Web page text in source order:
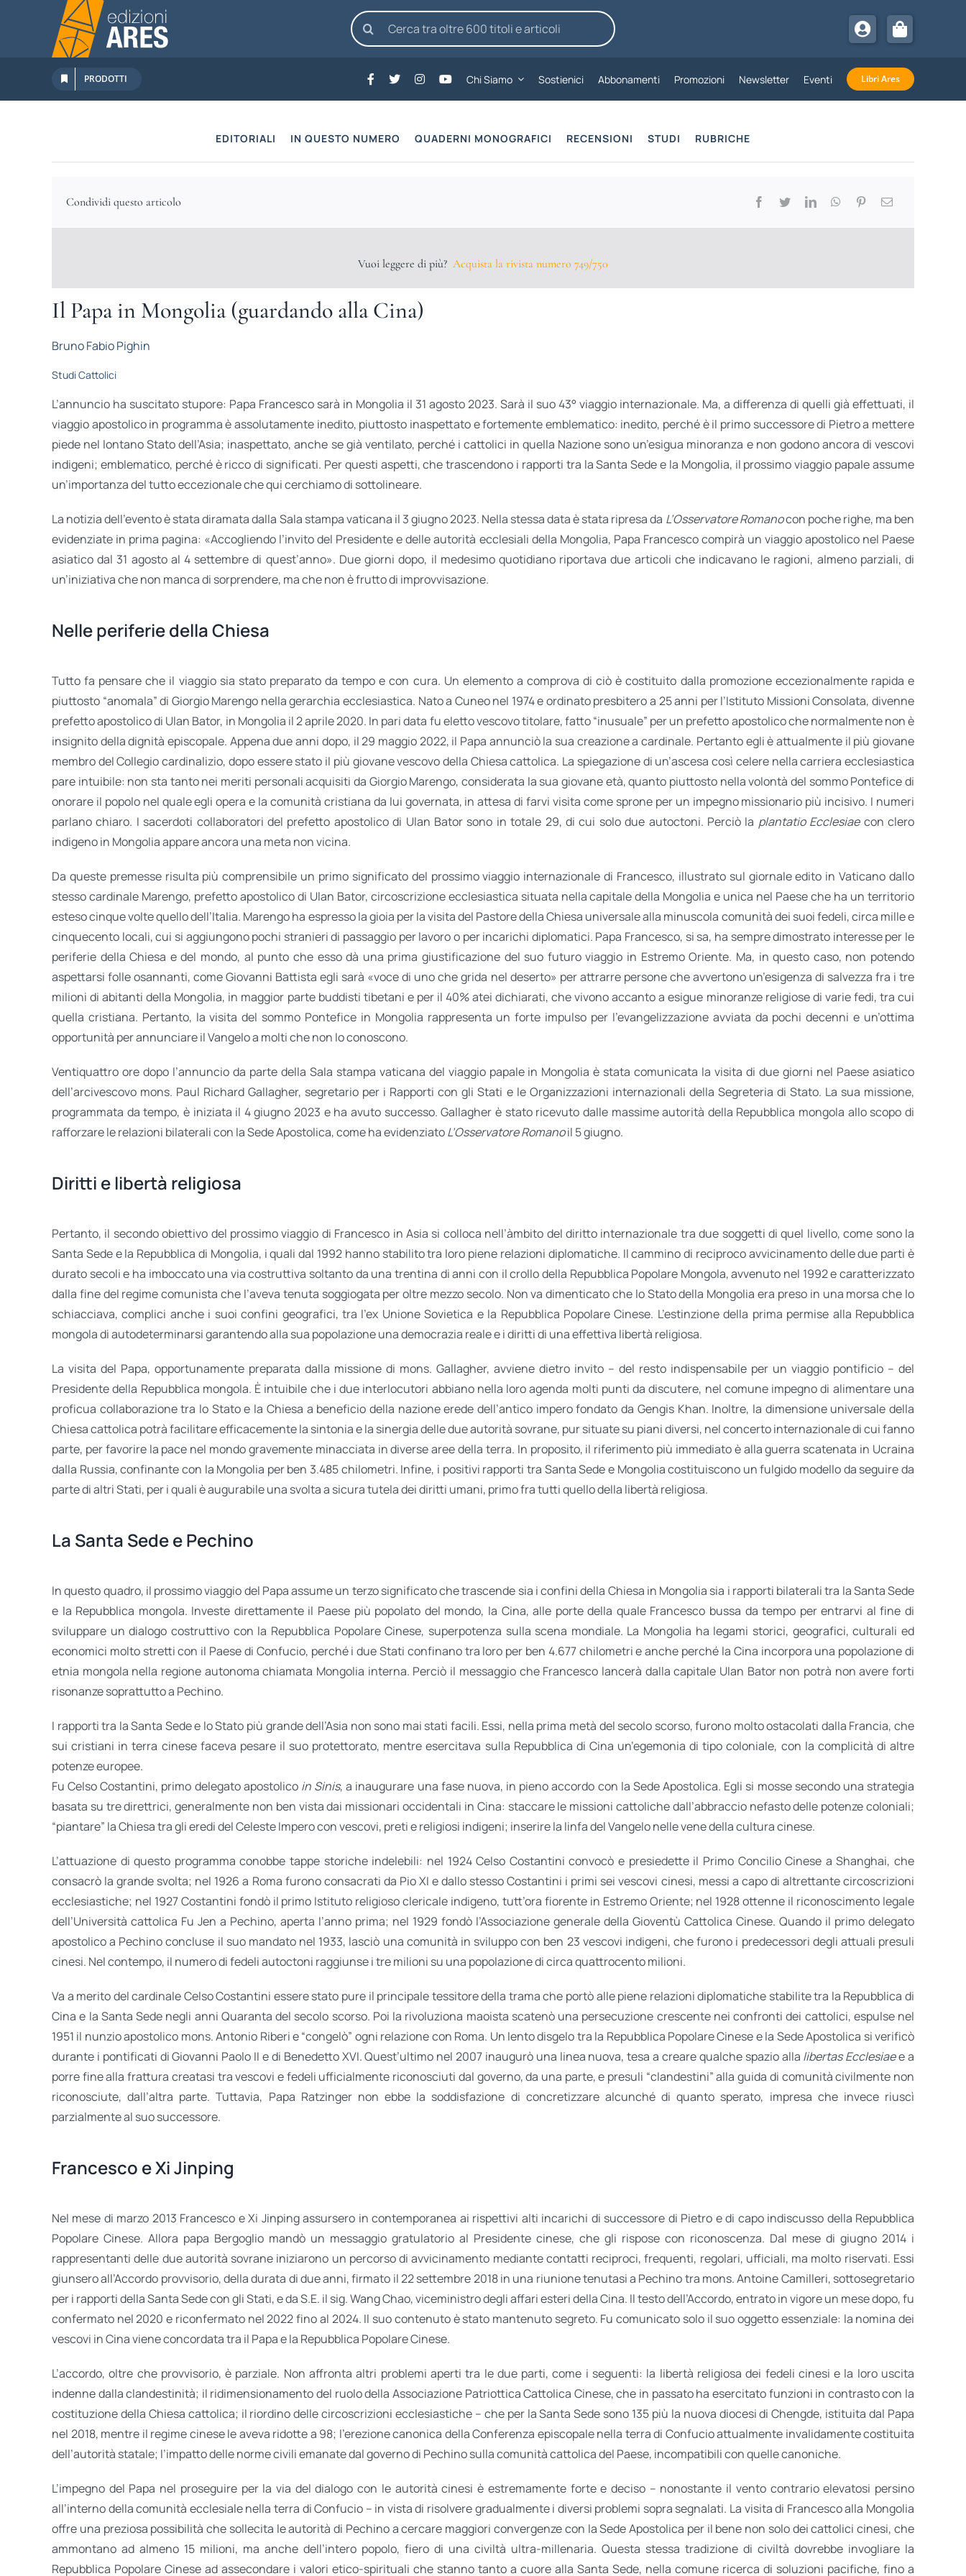
contenuto
Cerca
per:
PRODOTTI Chi Siamo Sostienici Abbonamenti Promozioni Newsletter Eventi Libri Ares
EDITORIALI IN QUESTO NUMERO QUADERNI MONOGRAFICI RECENSIONI STUDI RUBRICHE
Condividi questo articolo
Vuoi leggere di più? Acquista la rivista numero 749/750
Il Papa in Mongolia (guardando alla Cina)
Bruno Fabio Pighin
Studi Cattolici
L’annuncio ha suscitato stupore: Papa Francesco sarà in Mongolia il 31 agosto 2023. Sarà il suo 43° viaggio internazionale. Ma, a differenza di quelli già effettuati, il
viaggio apostolico in programma è assolutamente inedito, piuttosto inaspettato e fortemente emblematico: inedito, perché è il primo successore di Pietro a mettere
piede nel lontano Stato dell’Asia; inaspettato, anche se già ventilato, perché i cattolici in quella Nazione sono un’esigua minoranza e non godono ancora di vescovi
indigeni; emblematico, perché è ricco di significati. Per questi aspetti, che trascendono i rapporti tra la Santa Sede e la Mongolia, il prossimo viaggio papale assume
un’importanza del tutto eccezionale che qui cerchiamo di sottolineare.
La notizia dell’evento è stata diramata dalla Sala stampa vaticana il 3 giugno 2023. Nella stessa data è stata ripresa da L’Osservatore Romanocon poche righe, ma ben
evidenziate in prima pagina: «Accogliendo l’invito del Presidente e delle autorità ecclesiali della Mongolia, Papa Francesco compirà un viaggio apostolico nel Paese
asiatico dal 31 agosto al 4 settembre di quest’anno». Due giorni dopo, il medesimo quotidiano riportava due articoli che indicavano le ragioni, almeno parziali, di
un’iniziativa che non manca di sorprendere, ma che non è frutto di improvvisazione.
Nelle periferie della Chiesa
Tutto fa pensare che il viaggio sia stato preparato da tempo e con cura. Un elemento a comprova di ciò è costituito dalla promozione eccezionalmente rapida e
piuttosto “anomala” di Giorgio Marengo nella gerarchia ecclesiastica. Nato a Cuneo nel 1974 e ordinato presbitero a 25 anni per l’Istituto Missioni Consolata, divenne
prefetto apostolico di Ulan Bator, in Mongolia il 2 aprile 2020. In pari data fu eletto vescovo titolare, fatto “inusuale” per un prefetto apostolico che normalmente non è
insignito della dignità episcopale. Appena due anni dopo, il 29 maggio 2022, il Papa annunciò la sua creazione a cardinale. Pertanto egli è attualmente il più giovane
membro del Collegio cardinalizio, dopo essere stato il più giovane vescovo della Chiesa cattolica. La spiegazione di un’ascesa così celere nella carriera ecclesiastica
pare intuibile: non sta tanto nei meriti personali acquisiti da Giorgio Marengo, considerata la sua giovane età, quanto piuttosto nella volontà del sommo Pontefice di
onorare il popolo nel quale egli opera e la comunità cristiana da lui governata, in attesa di farvi visita come sprone per un impegno missionario più incisivo. I numeri
parlano chiaro. I sacerdoti collaboratori del prefetto apostolico di Ulan Bator sono in totale 29, di cui solo due autoctoni. Perciò la plantatio Ecclesiaecon clero
indigeno in Mongolia appare ancora una meta non vicina.
Da queste premesse risulta più comprensibile un primo significato del prossimo viaggio internazionale di Francesco, illustrato sul giornale edito in Vaticano dallo
stesso cardinale Marengo, prefetto apostolico di Ulan Bator, circoscrizione ecclesiastica situata nella capitale della Mongolia e unica nel Paese che ha un territorio
esteso cinque volte quello dell’Italia. Marengo ha espresso la gioia per la visita del Pastore della Chiesa universale alla minuscola comunità dei suoi fedeli, circa mille e
cinquecento locali, cui si aggiungono pochi stranieri di passaggio per lavoro o per incarichi diplomatici. Papa Francesco, si sa, ha sempre dimostrato interesse per le
periferie della Chiesa e del mondo, al punto che esso dà una prima giustificazione del suo futuro viaggio in Estremo Oriente. Ma, in questo caso, non potendo
aspettarsi folle osannanti, come Giovanni Battista egli sarà «voce di uno che grida nel deserto» per attrarre persone che avvertono un’esigenza di salvezza fra i tre
milioni di abitanti della Mongolia, in maggior parte buddisti tibetani e per il 40% atei dichiarati, che vivono accanto a esigue minoranze religiose di varie fedi, tra cui
quella cristiana. Pertanto, la visita del sommo Pontefice in Mongolia rappresenta un forte impulso per l’evangelizzazione avviata da pochi decenni e un’ottima
opportunità per annunciare il Vangelo a molti che non lo conoscono.
Ventiquattro ore dopo l’annuncio da parte della Sala stampa vaticana del viaggio papale in Mongolia è stata comunicata la visita di due giorni nel Paese asiatico
dell’arcivescovo mons. Paul Richard Gallagher, segretario per i Rapporti con gli Stati e le Organizzazioni internazionali della Segreteria di Stato. La sua missione,
programmata da tempo, è iniziata il 4 giugno 2023 e ha avuto successo. Gallagher è stato ricevuto dalle massime autorità della Repubblica mongola allo scopo di
rafforzare le relazioni bilaterali con la Sede Apostolica, come ha evidenziatoL’Osservatore Romanoil 5 giugno.
Diritti e libertà religiosa
Pertanto, il secondo obiettivo del prossimo viaggio di Francesco in Asia si colloca nell’àmbito del diritto internazionale tra due soggetti di quel livello, come sono la
Santa Sede e la Repubblica di Mongolia, i quali dal 1992 hanno stabilito tra loro piene relazioni diplomatiche. Il cammino di reciproco avvicinamento delle due parti è
durato secoli e ha imboccato una via costruttiva soltanto da una trentina di anni con il crollo della Repubblica Popolare Mongola, avvenuto nel 1992 e caratterizzato
dalla fine del regime comunista che l’aveva tenuta soggiogata per oltre mezzo secolo. Non va dimenticato che lo Stato della Mongolia era preso in una morsa che lo
schiacciava, complici anche i suoi confini geografici, tra l’ex Unione Sovietica e la Repubblica Popolare Cinese. L’estinzione della prima permise alla Repubblica
mongola di autodeterminarsi garantendo alla sua popolazione una democrazia reale e i diritti di una effettiva libertà religiosa.
La visita del Papa, opportunamente preparata dalla missione di mons. Gallagher, avviene dietro invito – del resto indispensabile per un viaggio pontificio – del
Presidente della Repubblica mongola. È intuibile che i due interlocutori abbiano nella loro agenda molti punti da discutere, nel comune impegno di alimentare una
proficua collaborazione tra lo Stato e la Chiesa a beneficio della nazione erede dell’antico impero fondato da Gengis Khan. Inoltre, la dimensione universale della
Chiesa cattolica potrà facilitare efficacemente la sintonia e la sinergia delle due autorità sovrane, pur situate su piani diversi, nel concerto internazionale di cui fanno
parte, per favorire la pace nel mondo gravemente minacciata in diverse aree della terra. In proposito, il riferimento più immediato è alla guerra scatenata in Ucraina
dalla Russia, confinante con la Mongolia per ben 3.485 chilometri. Infine, i positivi rapporti tra Santa Sede e Mongolia costituiscono un fulgido modello da seguire da
parte di altri Stati, per i quali è augurabile una svolta a sicura tutela dei diritti umani, primo fra tutti quello della libertà religiosa.
La Santa Sede e Pechino
In questo quadro, il prossimo viaggio del Papa assume un terzo significato che trascende sia i confini della Chiesa in Mongolia sia i rapporti bilaterali tra la Santa Sede
e la Repubblica mongola. Investe direttamente il Paese più popolato del mondo, la Cina, alle porte della quale Francesco bussa da tempo per entrarvi al fine di
sviluppare un dialogo costruttivo con la Repubblica Popolare Cinese, superpotenza sulla scena mondiale. La Mongolia ha legami storici, geografici, culturali ed
economici molto stretti con il Paese di Confucio, perché i due Stati confinano tra loro per ben 4.677 chilometri e anche perché la Cina incorpora una popolazione di
etnia mongola nella regione autonoma chiamata Mongolia interna. Perciò il messaggio che Francesco lancerà dalla capitale Ulan Bator non potrà non avere forti
risonanze soprattutto a Pechino.
I rapporti tra la Santa Sede e lo Stato più grande dell’Asia non sono mai stati facili. Essi, nella prima metà del secolo scorso, furono molto ostacolati dalla Francia, che
sui cristiani in terra cinese faceva pesare il suo protettorato, mentre esercitava sulla Repubblica di Cina un’egemonia di tipo coloniale, con la complicità di altre
potenze europee.
Fu Celso Costantini, primo delegato apostolico in Sinis, a inaugurare una fase nuova, in pieno accordo con la Sede Apostolica. Egli si mosse secondo una strategia
basata su tre direttrici, generalmente non ben vista dai missionari occidentali in Cina: staccare le missioni cattoliche dall’abbraccio nefasto delle potenze coloniali;
“piantare” la Chiesa tra gli eredi del Celeste Impero con vescovi, preti e religiosi indigeni; inserire la linfa del Vangelo nelle vene della cultura cinese.
L’attuazione di questo programma conobbe tappe storiche indelebili: nel 1924 Celso Costantini convocò e presiedette il Primo Concilio Cinese a Shanghai, che
consacrò la grande svolta; nel 1926 a Roma furono consacrati da Pio XI e dallo stesso Costantini i primi sei vescovi cinesi, messi a capo di altrettante circoscrizioni
ecclesiastiche; nel 1927 Costantini fondò il primo Istituto religioso clericale indigeno, tutt’ora fiorente in Estremo Oriente; nel 1928 ottenne il riconoscimento legale
dell’Università cattolica Fu Jen a Pechino, aperta l’anno prima; nel 1929 fondò l’Associazione generale della Gioventù Cattolica Cinese. Quando il primo delegato
apostolico a Pechino concluse il suo mandato nel 1933, lasciò una comunità in sviluppo con ben 23 vescovi indigeni, che furono i predecessori degli attuali presuli
cinesi. Nel contempo, il numero di fedeli autoctoni raggiunse i tre milioni su una popolazione di circa quattrocento milioni.
Va a merito del cardinale Celso Costantini essere stato pure il principale tessitore della trama che portò alle piene relazioni diplomatiche stabilite tra la Repubblica di
Cina e la Santa Sede negli anni Quaranta del secolo scorso. Poi la rivoluziona maoista scatenò una persecuzione crescente nei confronti dei cattolici, espulse nel
1951 il nunzio apostolico mons. Antonio Riberi e “congelò” ogni relazione con Roma. Un lento disgelo tra la Repubblica Popolare Cinese e la Sede Apostolica si verificò
durante i pontificati di Giovanni Paolo II e di Benedetto XVI. Quest’ultimo nel 2007 inaugurò una linea nuova, tesa a creare qualche spazio alla libertas Ecclesiaee a
porre fine alla frattura creatasi tra vescovi e fedeli ufficialmente riconosciuti dal governo, da una parte, e presuli “clandestini” alla guida di comunità civilmente non
riconosciute, dall’altra parte. Tuttavia, Papa Ratzinger non ebbe la soddisfazione di concretizzare alcunché di quanto sperato, impresa che invece riuscì
parzialmente al suo successore.
Francesco e Xi Jinping
Nel mese di marzo 2013 Francesco e Xi Jinping assursero in contemporanea ai rispettivi alti incarichi di successore di Pietro e di capo indiscusso della Repubblica
Popolare Cinese. Allora papa Bergoglio mandò un messaggio gratulatorio al Presidente cinese, che gli rispose con riconoscenza. Dal mese di giugno 2014 i
rappresentanti delle due autorità sovrane iniziarono un percorso di avvicinamento mediante contatti reciproci, frequenti, regolari, ufficiali, ma molto riservati. Essi
giunsero all’Accordo provvisorio, della durata di due anni, firmato il 22 settembre 2018 in una riunione tenutasi a Pechino tra mons. Antoine Camilleri, sottosegretario
per i rapporti della Santa Sede con gli Stati, e da S.E. il sig. Wang Chao, viceministro degli affari esteri della Cina. Il testo dell’Accordo, entrato in vigore un mese dopo, fu
confermato nel 2020 e riconfermato nel 2022 fino al 2024. Il suo contenuto è stato mantenuto segreto. Fu comunicato solo il suo oggetto essenziale: la nomina dei
vescovi in Cina viene concordata tra il Papa e la Repubblica Popolare Cinese.
L’accordo, oltre che provvisorio, è parziale. Non affronta altri problemi aperti tra le due parti, come i seguenti: la libertà religiosa dei fedeli cinesi e la loro uscita
indenne dalla clandestinità; il ridimensionamento del ruolo della Associazione Patriottica Cattolica Cinese, che in passato ha esercitato funzioni in contrasto con la
costituzione della Chiesa cattolica; il riordino delle circoscrizioni ecclesiastiche – che per la Santa Sede sono 135 più la nuova diocesi di Chengde, istituita dal Papa
nel 2018, mentre il regime cinese le aveva ridotte a 98; l’erezione canonica della Conferenza episcopale nella terra di Confucio attualmente invalidamente costituita
dell’autorità statale; l’impatto delle norme civili emanate dal governo di Pechino sulla comunità cattolica del Paese, incompatibili con quelle canoniche.
L’impegno del Papa nel proseguire per la via del dialogo con le autorità cinesi è estremamente forte e deciso – nonostante il vento contrario elevatosi persino
all’interno della comunità ecclesiale nella terra di Confucio – in vista di risolvere gradualmente i diversi problemi sopra segnalati. La visita di Francesco alla Mongolia
offre una preziosa possibilità che sollecita le autorità di Pechino a cercare maggiori convergenze con la Sede Apostolica per il bene non solo dei cattolici cinesi, che
ammontano ad almeno 15 milioni, ma anche dell’intero popolo, fiero di una civiltà ultra-millenaria. Questa stessa tradizione di civiltà dovrebbe invogliare la
Repubblica Popolare Cinese ad assecondare i valori etico-spirituali che stanno tanto a cuore alla Santa Sede, nella comune ricerca di soluzioni pacifiche, fino a